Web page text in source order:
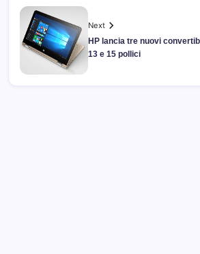
Next
HP lancia tre nuovi
13 e 15 pollici